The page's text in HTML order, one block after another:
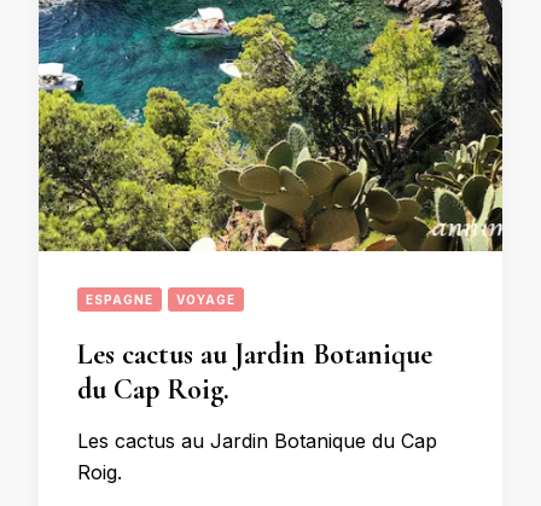
ESPAGNE VOYAGE
Les cactus au Jardin Botanique
du Cap Roig.
Les cactus au Jardin Botanique du Cap
Roig.